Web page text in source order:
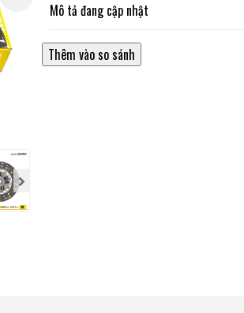
Mô tả đang cập nhật